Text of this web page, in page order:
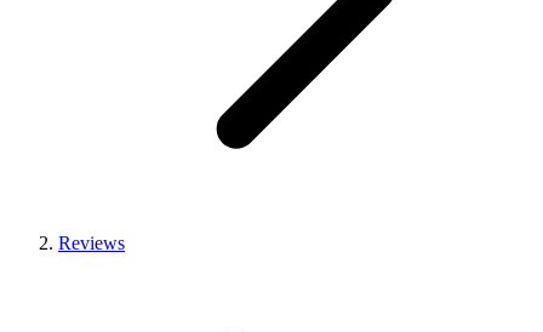
Reviews